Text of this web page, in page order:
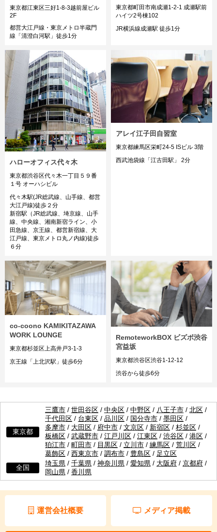
東京都江東区三好1-8-3越前屋ビル
2F
都営大江戸線・東京メトロ半蔵門
線「清澄白河駅」徒歩1分
東京都町田市南成瀬1-2-1 成瀬駅前
ハイツ2号棟102
JR横浜線成瀬駅 徒歩1分
ハローオフィス代々木
東京都渋谷区代々木一丁目５９番
１号 オーハシビル
代々木駅(JR総武線、山手線、都営
大江戸線)徒歩２分
新宿駅（JR総武線、埼京線、山手
線、中央線、湘南新宿ライン、小
田急線、京王線、都営新宿線、大
江戸線、東京メトロ丸ノ内線)徒歩
６分
アレイ江子田自習室
東京都練馬区栄町24-5 ISビル 3階
西武池袋線「江古田駅」 2分
co-coono KAMIKITAZAWA
WORK LOUNGE
東京都杉並区上高井戸3-1-3
京王線「上北沢駅」徒歩6分
RemoteworkBOX ビズボ渋谷
宮益坂
東京都渋谷区渋谷1-12-12
渋谷から徒歩6分
東京都
三鷹市 / 世田谷区 / 中央区 / 中野区 / 八王子市 / 北区 /
千代田区 / 台東区 / 品川区 / 国分寺市 / 墨田区 /
多摩市 / 大田区 / 府中市 / 文京区 / 新宿区 / 杉並区 /
板橋区 / 武蔵野市 / 江戸川区 / 江東区 / 渋谷区 / 港区 /
狛江市 / 町田市 / 目黒区 / 立川市 / 練馬区 / 荒川区 /
葛飾区 / 西東京市 / 調布市 / 豊島区 / 足立区
全国
埼玉県 / 千葉県 / 神奈川県 / 愛知県 / 大阪府 / 京都府 /
岡山県 / 香川県
運営会社概要 メディア掲載